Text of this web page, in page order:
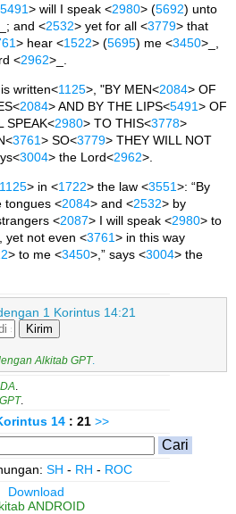
5491> will I speak <2980> (5692) unto
and <2532> yet for all <3779> that
> hear <1522> (5695) me <3450>_,
<2962>_.
written<1125>, "BY MEN<2084> OF
2084> AND BY THE LIPS<5491> OF
SPEAK<2980> TO THIS<3778>
3761> SO<3779> THEY WILL NOT
3004> the Lord<2962>.
1125> in <1722> the law <3551>: “By
tongues <2084> and <2532> by
<2087> I will speak <2980> to
yet not even <3761> in this way
> to me <3450>,” says <3004> the
1 Korintus 14:21
Kirim
Alkitab GPT.
.
14 : 21 >>
SH - RH - ROC
Download
ANDROID